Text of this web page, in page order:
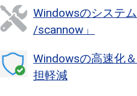
Windowsのシステ
/scannow」
Windowsの高速化
担軽減